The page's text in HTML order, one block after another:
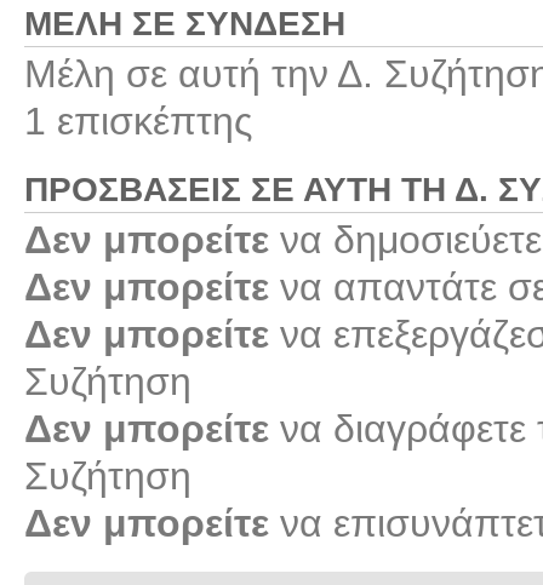
ΜΈΛΗ ΣΕ ΣΎΝΔΕΣΗ
Μέλη σε αυτή την Δ.
1 επισκέπτης
ΠΡΟΣΒΆΣΕΙΣ ΣΕ ΑΥΤΉ ΤΗ Δ.
Δεν μπορείτε να
Δεν μπορείτε να απαντάτε
Δεν μπορείτε να
Συζήτηση
Δεν μπορείτε να διαγράφετε
Συζήτηση
Δεν μπορείτε να